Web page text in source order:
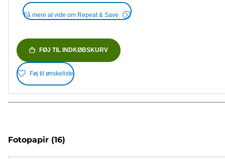
Få mere at vide om Repeat & Save
FØJ TIL INDKØBSKURV
Føj til ønskeliste
Fotopapir (16)